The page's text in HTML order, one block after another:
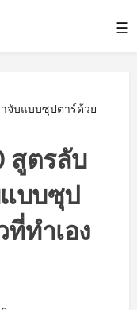
☰
จับแบบซุปตาร์ด้วย
สูตรลับ
บบซุป
ทำเอง